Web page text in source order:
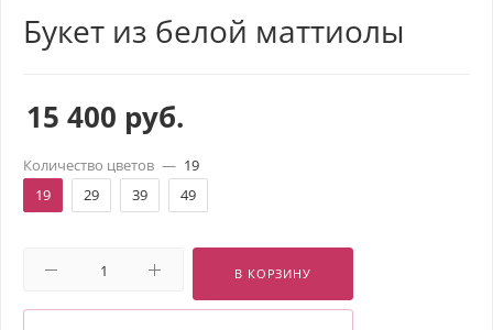
Букет из белой маттиолы
15 400 руб.
Количество цветов — 19
19
29 39 49
В КОРЗИНУ